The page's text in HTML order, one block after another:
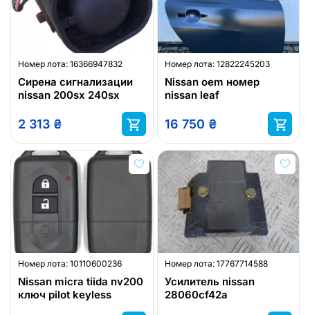
Номер лота: 16366947832
Сирена сигнализации
nissan 200sx 240sx
2 313 ₴
Номер лота: 12822245203
Nissan oem номер
nissan leaf
16 750 ₴
Номер лота: 10110600236
Nissan micra tiida nv200
ключ pilot keyless
Номер лота: 17767714588
Усилитель nissan
28060cf42a